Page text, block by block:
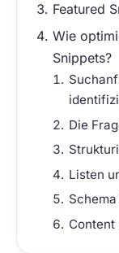
Featured
Wie
Snippets?
Die
Listen
Content